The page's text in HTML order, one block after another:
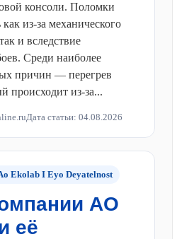
консоли. Поломки
из-за механического
и вследствие
Среди наиболее
причин — перегрев
происходит из-за...
Дата статьи: 04.08.2026
Ekolab I Eyo Deyatelnost
АО
её